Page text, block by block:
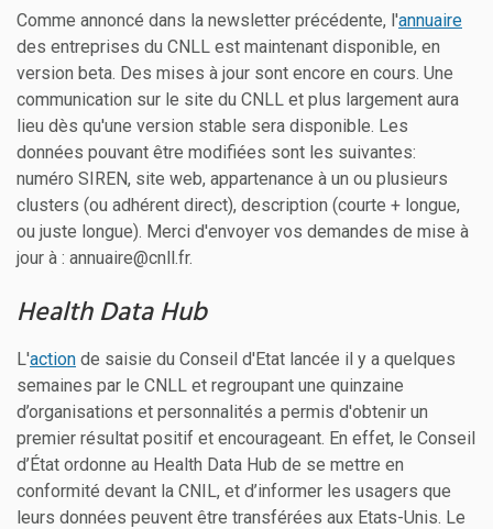
Comme annoncé dans la newsletter précédente, l'annuaire
des entreprises du CNLL est maintenant disponible, en
version beta. Des mises à jour sont encore en cours. Une
communication sur le site du CNLL et plus largement aura
lieu dès qu'une version stable sera disponible. Les
données pouvant être modifiées sont les suivantes:
numéro SIREN, site web, appartenance à un ou plusieurs
clusters (ou adhérent direct), description (courte + longue,
ou juste longue). Merci d'envoyer vos demandes de mise à
jour à : annuaire@cnll.fr.
Health Data Hub
L'action de saisie du Conseil d'Etat lancée il y a quelques
semaines par le CNLL et regroupant une quinzaine
d’organisations et personnalités a permis d'obtenir un
premier résultat positif et encourageant. En effet, le Conseil
d’État ordonne au Health Data Hub de se mettre en
conformité devant la CNIL, et d’informer les usagers que
leurs données peuvent être transférées aux Etats-Unis. Le